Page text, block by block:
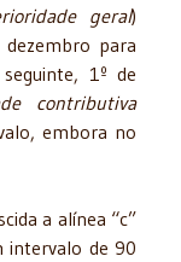
geral)
para
1º de
contributiva
embora no
a alínea “c”
intervalo de 90